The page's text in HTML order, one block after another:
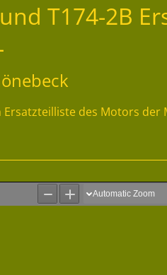
T174-2B
des Motors der